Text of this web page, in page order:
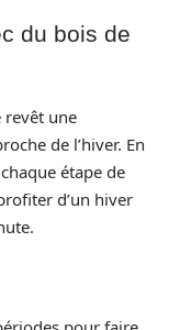
du bois de
revêt une
de l’hiver. En
étape de
d’un hiver